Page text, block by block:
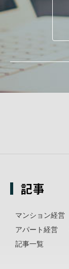
記事
マンション経営
アパート経営
記事一覧